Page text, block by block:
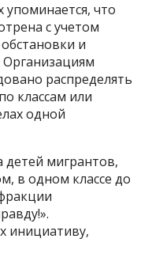
что
с учетом
и
Организациям
распределять
классам или
одной
детей мигрантов,
в одном классе до
инициативу,